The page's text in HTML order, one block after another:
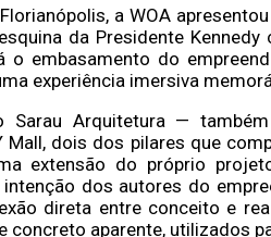
a WOA
da Presidente
o embasamento do
experiência imersiva
Sarau Arquitetura —
Mall, dois dos pilares que
extensão do próprio
dos autores do
direta entre conceito e
concreto aparente, utilizados